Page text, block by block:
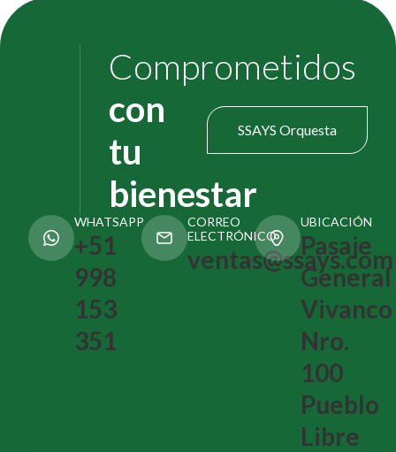
Comprometidos
con
tu
bienestar
SSAYS Orquesta
+51
998
153
351
WHATSAPP
ventas@ssays.com
CORREO
ELECTRÓNICO
Pasaje
General
Vivanco
Nro.
100
Pueblo
Libre
UBICACIÓN